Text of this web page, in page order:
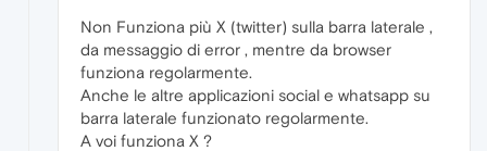
Non Funziona più X (twitter) sulla barra laterale ,
da messaggio di error , mentre da browser
funziona regolarmente.
Anche le altre applicazioni social e whatsapp su
barra laterale funzionato regolarmente.
A voi funziona X ?